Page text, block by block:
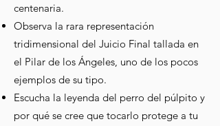
centenaria.
Observa la rara representación
tridimensional del Juicio Final tallada en
el Pilar de los Ángeles, uno de los pocos
ejemplos de su tipo.
Escucha la leyenda del perro del púlpito y
por qué se cree que tocarlo protege a tu